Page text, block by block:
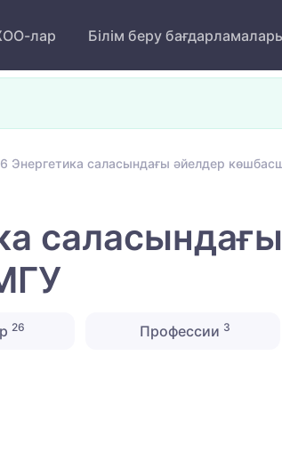
лар Білім беру
Энергетика саласындағы әйелдер
26 Профессии 3